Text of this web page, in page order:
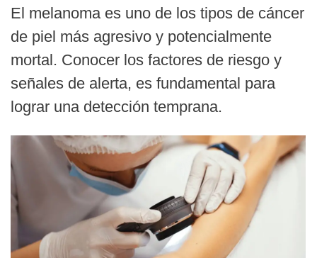
El melanoma es uno de los tipos de cáncer
de piel más agresivo y potencialmente
mortal. Conocer los factores de riesgo y
señales de alerta, es fundamental para
lograr una detección temprana.